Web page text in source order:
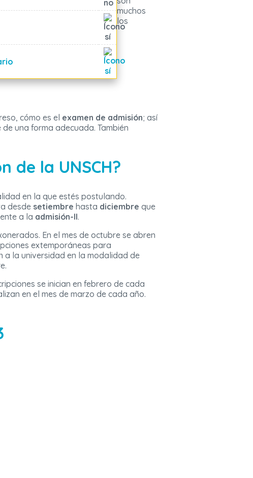
muchos
los
cómo es el examen de admisión; así
una forma adecuada. También
de la UNSCH?
en la que estés postulando.
desde setiembre hasta diciembre que
a la admisión-II.
En el mes de octubre se abren
extemporáneas para
a la universidad en la modalidad de
se inician en febrero de cada
en el mes de marzo de cada año.